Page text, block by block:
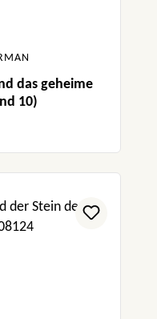
das geheime
10)